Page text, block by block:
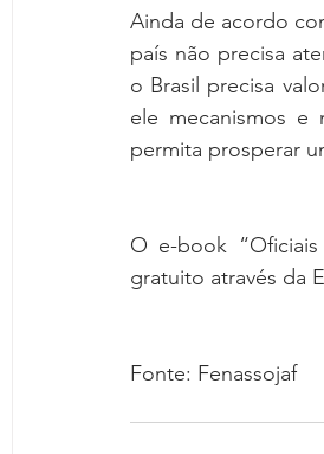
Ainda de acordo
país não precisa
o Brasil precisa
ele mecanismos
permita prosperar
O e-book
gratuito através da
Fonte: Fenassojaf